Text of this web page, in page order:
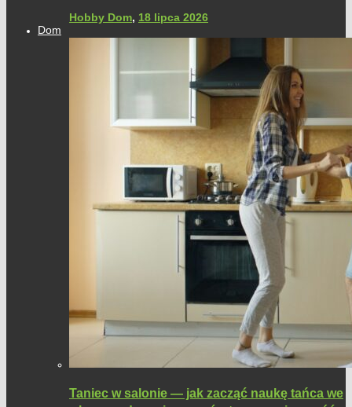
Hobby Dom, 18 lipca 2026
Dom
Taniec w salonie — jak zacząć naukę tańca we